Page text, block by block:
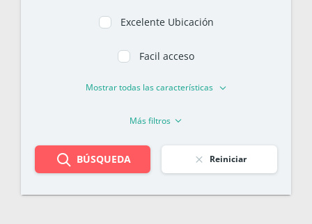
Excelente Ubicación
Facil acceso
Mostrar todas las características
Más filtros
BÚSQUEDA Reiniciar